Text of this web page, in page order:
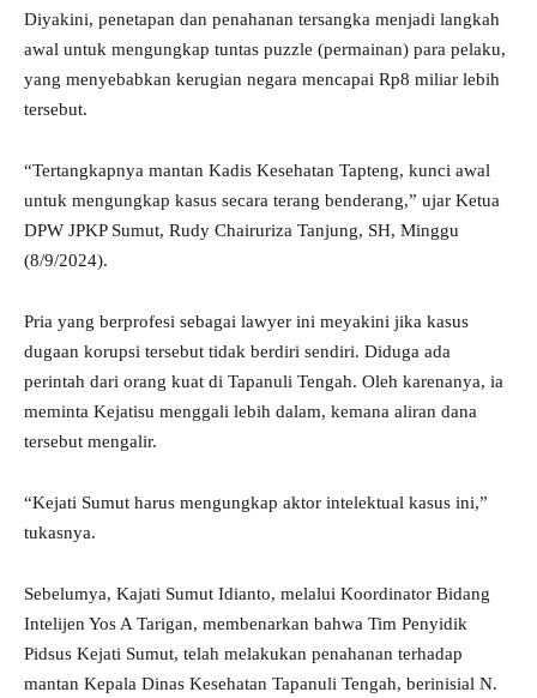
Diyakini, penetapan dan penahanan tersangka menjadi langkah
awal untuk mengungkap tuntas puzzle (permainan) para pelaku,
yang menyebabkan kerugian negara mencapai Rp8 miliar lebih
tersebut.
“Tertangkapnya mantan Kadis Kesehatan Tapteng, kunci awal
untuk mengungkap kasus secara terang benderang,” ujar Ketua
DPW JPKP Sumut, Rudy Chairuriza Tanjung, SH, Minggu
(8/9/2024).
Pria yang berprofesi sebagai lawyer ini meyakini jika kasus
dugaan korupsi tersebut tidak berdiri sendiri. Diduga ada
perintah dari orang kuat di Tapanuli Tengah. Oleh karenanya, ia
meminta Kejatisu menggali lebih dalam, kemana aliran dana
tersebut mengalir.
“Kejati Sumut harus mengungkap aktor intelektual kasus ini,”
tukasnya.
Sebelumya, Kajati Sumut Idianto, melalui Koordinator Bidang
Intelijen Yos A Tarigan, membenarkan bahwa Tim Penyidik
Pidsus Kejati Sumut, telah melakukan penahanan terhadap
mantan Kepala Dinas Kesehatan Tapanuli Tengah, berinisial N.